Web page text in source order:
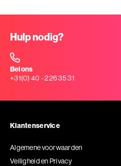
Hulp nodig?
Bel ons
+31(0) 40 - 226 35 31
Klantenservice
Algemene voorwaarden
Veiligheid en Privacy